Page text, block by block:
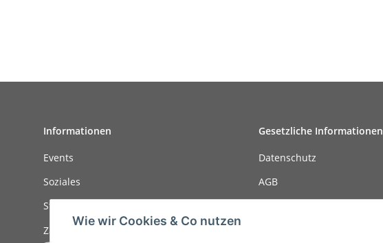
Informationen
Events
Soziales
Stellenanzeigen
Zahlungsmöglichkeiten
Gesetzliche Informationen
Datenschutz
AGB
Wie wir Cookies & Co nutzen